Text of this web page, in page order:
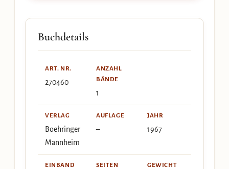
Buchdetails
ART. NR.
270460
ANZAHL
BÄNDE
1
VERLAG
Boehringer
Mannheim
AUFLAGE
–
JAHR
1967
EINBAND SEITEN GEWICHT